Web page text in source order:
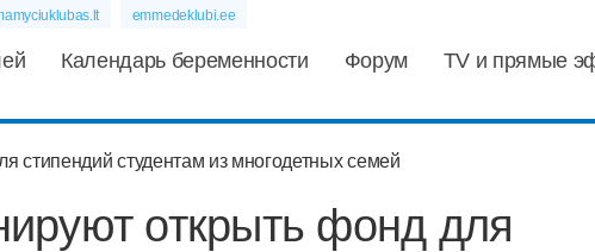
emmedeklubi.ee
Календарь беременности Форум TV и прямые
открыть фонд для